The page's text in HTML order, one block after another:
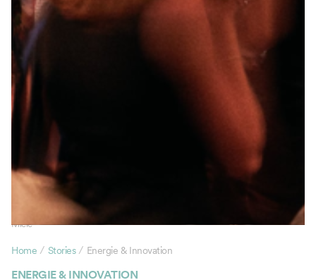
Miele
ENERGIE & INNOVATION
Home / Stories / Energie & Innovation